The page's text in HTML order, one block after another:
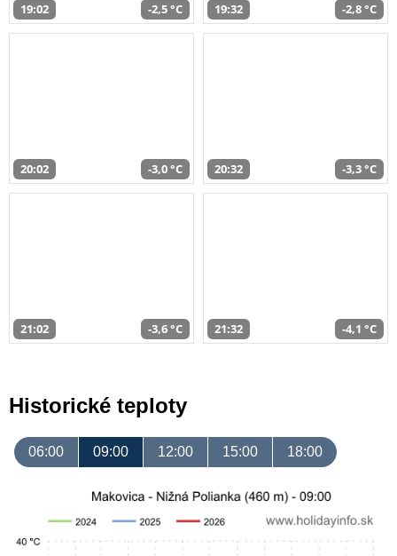
19:02 -2,5 °C 19:32 -2,8 °C
20:02 -3,0 °C 20:32 -3,3 °C
21:02 -3,6 °C 21:32 -4,1 °C
Historické teploty
06:00 09:00 12:00 15:00 18:00